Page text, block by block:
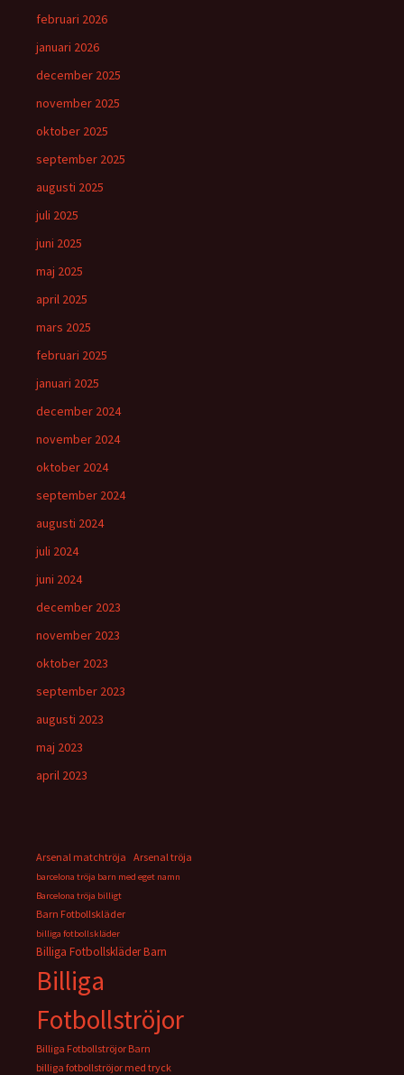
februari 2026
januari 2026
december 2025
november 2025
oktober 2025
september 2025
augusti 2025
juli 2025
juni 2025
maj 2025
april 2025
mars 2025
februari 2025
januari 2025
december 2024
november 2024
oktober 2024
september 2024
augusti 2024
juli 2024
juni 2024
december 2023
november 2023
oktober 2023
september 2023
augusti 2023
maj 2023
april 2023
Arsenal matchtröja Arsenal tröja
barcelona tröja barn med eget namn
Barcelona tröja billigt
Barn Fotbollskläder
billiga fotbollskläder
Billiga Fotbollskläder Barn
Billiga
Fotbollströjor
Billiga Fotbollströjor Barn
billiga fotbollströjor med tryck